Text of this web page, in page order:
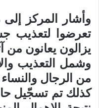
وأشار المركز
تعرضوا لتعذيب
يزالون يعانون من
وشمل التعذيب
من الرجال
كذلك تم تسجّيل